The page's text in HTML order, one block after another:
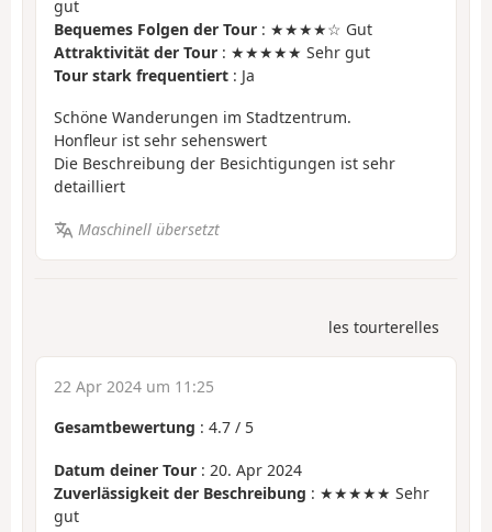
gut
Bequemes Folgen der Tour : ★★★★☆ Gut
Attraktivität der Tour : ★★★★★ Sehr gut
Tour stark frequentiert : Ja
Schöne Wanderungen im Stadtzentrum.
Honfleur ist sehr sehenswert
Die Beschreibung der Besichtigungen ist sehr
detailliert
Maschinell übersetzt
les tourterelles
22 Apr 2024 um 11:25
Gesamtbewertung : 4.7 / 5
Datum deiner Tour : 20. Apr 2024
Zuverlässigkeit der Beschreibung : ★★★★★ Sehr
gut